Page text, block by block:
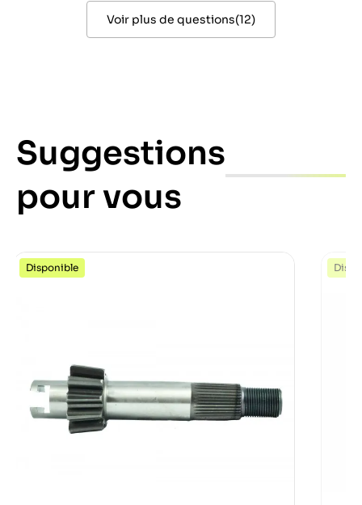
Voir plus de questions(12)
Suggestions
pour vous
Disponible